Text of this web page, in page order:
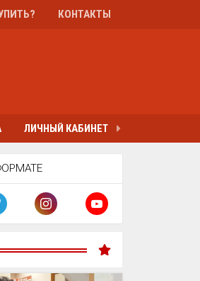
КОНТАКТЫ
ЛИЧНЫЙ КАБИНЕТ